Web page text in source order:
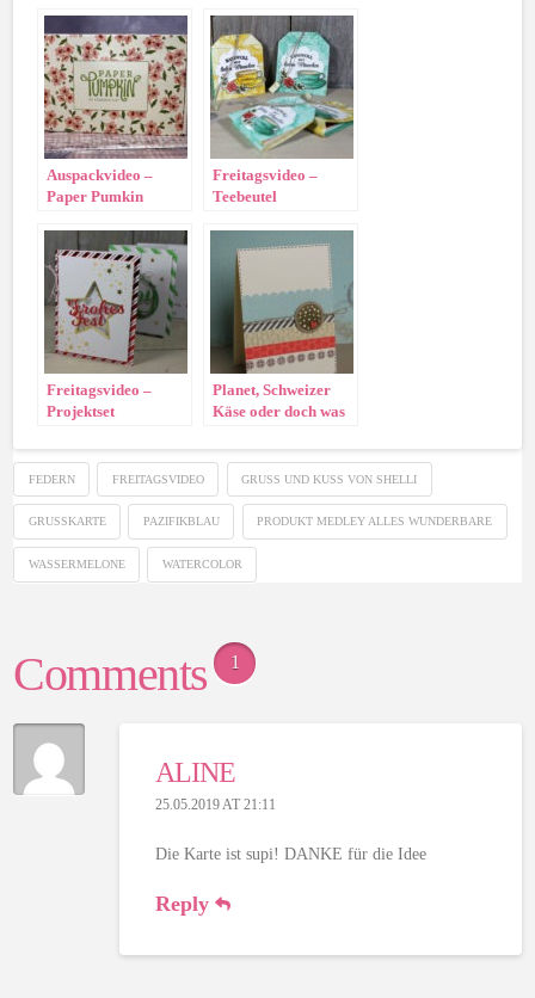
Auspackvideo –
Paper Pumkin
Shelli“ !!! SPOILER
!!!
Freitagsvideo –
Teebeutel
Freitagsvideo –
Projektset
Schöne Feiertage
Planet, Schweizer
Käse oder doch was
FEDERN FREITAGSVIDEO GRUSS UND KUSS VON SHELLI
GRUSSKARTE PAZIFIKBLAU PRODUKT MEDLEY ALLES WUNDERBARE
WASSERMELONE WATERCOLOR
Comments 1
ALINE
25.05.2019 AT 21:11
Die Karte ist supi! DANKE für die Idee
Reply